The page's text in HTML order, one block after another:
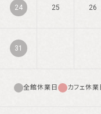
24 25 26
31
全館休業日 カフェ休業